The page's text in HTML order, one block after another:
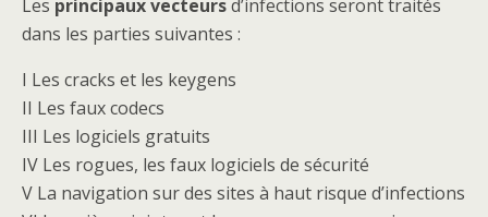
Les principaux vecteursd’infections seront traités
dans les parties suivantes :
I Les cracks et les keygens
II Les faux codecs
III Les logiciels gratuits
IV Les rogues, les faux logiciels de sécurité
V La navigation sur des sites à haut risque d’infections